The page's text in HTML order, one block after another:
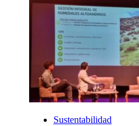
Sustentabilidad